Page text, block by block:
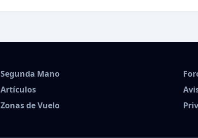
Segunda Mano
Artículos
Zonas de Vuelo